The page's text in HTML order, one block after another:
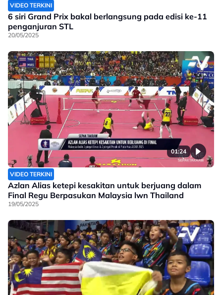
VIDEO TERKINI
6 siri Grand Prix bakal berlangsung pada edisi ke-11
penganjuran STL
20/05/2025
01:24
VIDEO TERKINI
Azlan Alias ketepi kesakitan untuk berjuang dalam
Final Regu Berpasukan Malaysia lwn Thailand
19/05/2025